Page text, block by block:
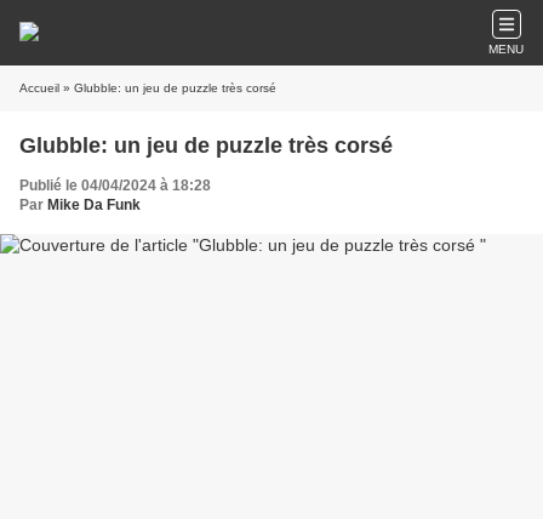
MENU
Accueil » Glubble: un jeu de puzzle très corsé
Glubble: un jeu de puzzle très corsé
Publié le 04/04/2024 à 18:28
Par Mike Da Funk